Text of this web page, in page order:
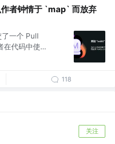
者钟情于 `map` 而放弃
一个 Pull
在代码中使...
118
关注